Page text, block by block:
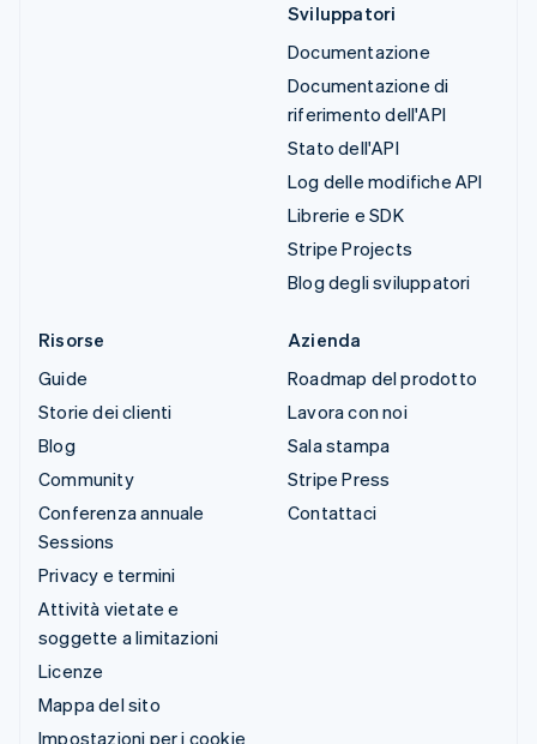
Sviluppatori
Documentazione
Documentazione di
riferimento dell'API
Stato dell'API
Log delle modifiche API
Librerie e SDK
Stripe Projects
Blog degli sviluppatori
Risorse
Guide
Storie dei clienti
Blog
Community
Conferenza annuale
Sessions
Privacy e termini
Attività vietate e
soggette a limitazioni
Licenze
Mappa del sito
Impostazioni per i cookie
Azienda
Roadmap del prodotto
Lavora con noi
Sala stampa
Stripe Press
Contattaci